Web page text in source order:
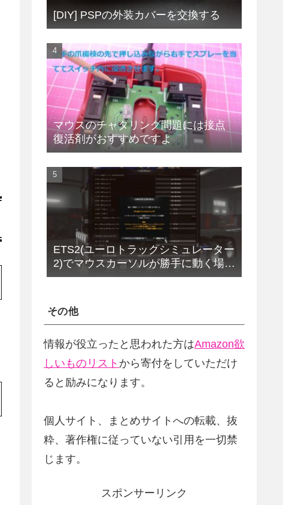
[DIY] PSPの外装カバーを交換する
マウスのチャタリング問題には接点
復活剤がおすすめですよ
ETS2(ユーロトラックシミュレーター
2)でマウスカーソルが勝手に動く場合
の解決法(改定版)
その他
情報が役立ったと思われた方はAmazon欲
しいものリスト から寄付をしていただけ
ると励みになります。
個人サイト、まとめサイトへの転載、抜
粋、著作権に従っていない引用を一切禁
じます。
スポンサーリンク